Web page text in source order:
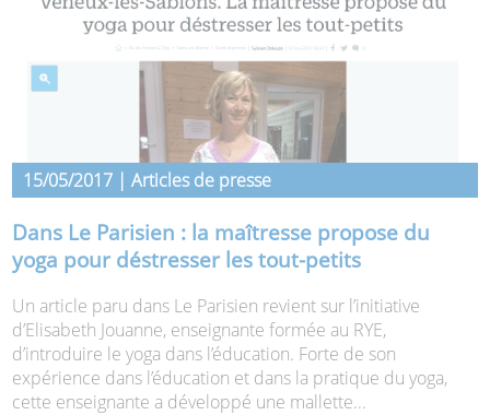
15/05/2017 | Articles de presse
Dans Le Parisien : la maîtresse propose du
yoga pour déstresser les tout-petits
Un article paru dans Le Parisien revient sur l’initiative
d’Elisabeth Jouanne, enseignante formée au RYE,
d’introduire le yoga dans l’éducation. Forte de son
expérience dans l’éducation et dans la pratique du yoga,
cette enseignante a développé une mallette...